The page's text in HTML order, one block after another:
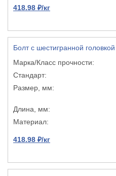
418.98 ₽/кг
Болт с шестигранной головкой
418.98 ₽/кг